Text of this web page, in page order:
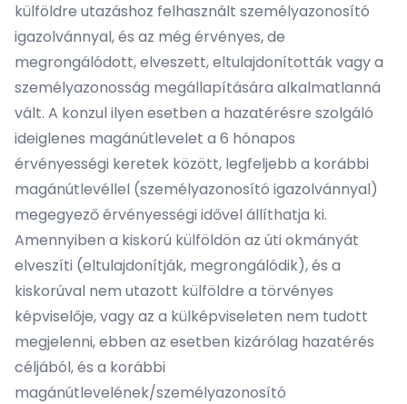
külföldre utazáshoz felhasznált személyazonosító
igazolvánnyal, és az még érvényes, de
megrongálódott, elveszett, eltulajdonították vagy a
személyazonosság megállapítására alkalmatlanná
vált. A konzul ilyen esetben a hazatérésre szolgáló
ideiglenes magánútlevelet a 6 hónapos
érvényességi keretek között, legfeljebb a korábbi
magánútlevéllel (személyazonosító igazolvánnyal)
megegyező érvényességi idővel állíthatja ki.
Amennyiben a kiskorú külföldön az úti okmányát
elveszíti (eltulajdonítják, megrongálódik), és a
kiskorúval nem utazott külföldre a törvényes
képviselője, vagy az a külképviseleten nem tudott
megjelenni, ebben az esetben kizárólag hazatérés
céljából, és a korábbi
magánútlevelének/személyazonosító